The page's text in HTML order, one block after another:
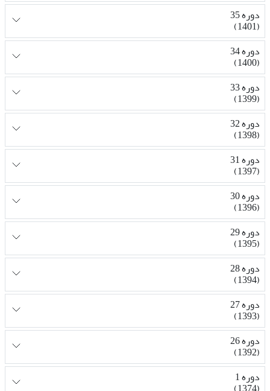
دوره 35
(1401)
دوره 34
(1400)
دوره 33
(1399)
دوره 32
(1398)
دوره 31
(1397)
دوره 30
(1396)
دوره 29
(1395)
دوره 28
(1394)
دوره 27
(1393)
دوره 26
(1392)
دوره 1